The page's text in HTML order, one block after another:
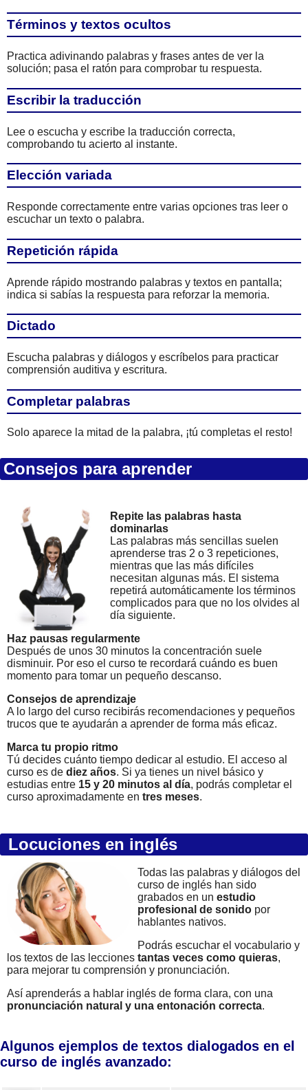
Términos y textos ocultos
Practica adivinando palabras y frases antes de ver la
solución; pasa el ratón para comprobar tu respuesta.
Escribir la traducción
Lee o escucha y escribe la traducción correcta,
comprobando tu acierto al instante.
Elección variada
Responde correctamente entre varias opciones tras leer o
escuchar un texto o palabra.
Repetición rápida
Aprende rápido mostrando palabras y textos en pantalla;
indica si sabías la respuesta para reforzar la memoria.
Dictado
Escucha palabras y diálogos y escríbelos para practicar
comprensión auditiva y escritura.
Completar palabras
Solo aparece la mitad de la palabra, ¡tú completas el resto!
Consejos para aprender
Repite las palabras hasta
dominarlas
Las palabras más sencillas suelen
aprenderse tras 2 o 3 repeticiones,
mientras que las más difíciles
necesitan algunas más. El sistema
repetirá automáticamente los términos
complicados para que no los olvides al
día siguiente.
Haz pausas regularmente
Después de unos 30 minutos la concentración suele
disminuir. Por eso el curso te recordará cuándo es buen
momento para tomar un pequeño descanso.
Consejos de aprendizaje
A lo largo del curso recibirás recomendaciones y pequeños
trucos que te ayudarán a aprender de forma más eficaz.
Marca tu propio ritmo
Tú decides cuánto tiempo dedicar al estudio. El acceso al
curso es de diez años. Si ya tienes un nivel básico y
estudias entre 15 y 20 minutos al día, podrás completar el
curso aproximadamente en tres meses.
Locuciones en inglés
Todas las palabras y diálogos del
curso de inglés han sido
grabados en un estudio
profesional de sonido por
hablantes nativos.
Podrás escuchar el vocabulario y
los textos de las lecciones tantas veces como quieras,
para mejorar tu comprensión y pronunciación.
Así aprenderás a hablar inglés de forma clara, con una
pronunciación natural y una entonación correcta.
Algunos ejemplos de textos dialogados en el
curso de inglés avanzado: